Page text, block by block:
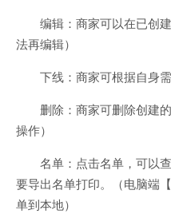
编辑：商家可以在已创
法再编辑）
下线：商家可根据自身
删除：商家可删除创建
操作）
名单：点击名单，可以
要导出名单打印。（电脑端
单到本地）